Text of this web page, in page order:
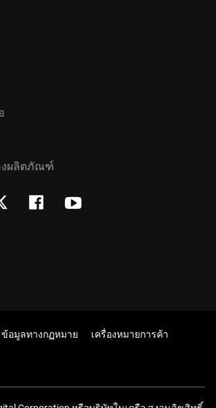
งผลิตภัณฑ์
ข้อมูลทางกฏหมาย เครื่องหมายการค้า